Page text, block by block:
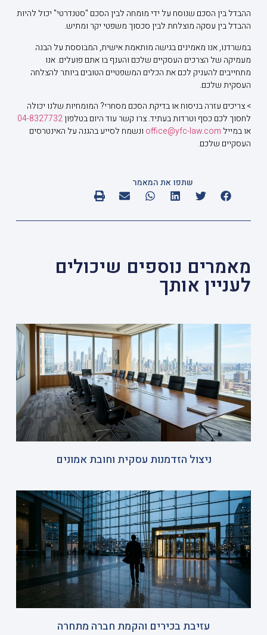
ההבדל בין הסכם שנוסח על ידי מומחה לבין הסכם "סטנדרטי" יכול להיות
ההבדל בין עסקה מוצלחת לבין סכסוך משפטי יקר ומתיש.
במשרדנו, אנו מאמינים בגישה מותאמת אישית, המבוססת על הבנה
מעמיקה של הצרכים העסקיים שלכם והענף בו אתם פועלים. אנו
מתחייבים להעניק לכם את הכלים המשפטיים הטובים ביותר להצלחה
העסקית שלכם.
> צריכים עזרה בניסוח או בדיקת הסכם מסחרי? המומחיות שלנו יכולה
לחסוך לכם כסף וטרדות בעתיד. צרו קשר עוד היום בטלפון04-8327732
או במייל office@yfc-law.com ונשמח לסייע בהגנה על האינטרסים
העסקיים שלכם.
שתפו את המאמר
מאמרים נוספים שיכולים
לעניין אותך
ניצול הזדמנות עסקית וחובת אמונים
עזיבת בכירים והקמת חברה מתחרה